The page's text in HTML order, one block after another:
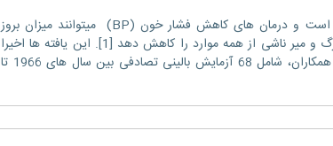
فشار خون بالا یک فاکتور خطر مهم قلبی عروقی (CV) است و درمان های کاهش فشار خون (BP) میتوانند میزان بروز
انفارکتوس میوکارد، سکته مغزی، نارسایی قلبی، CV و مرگ و میر ناشی از همه موارد را کاهش دهد [1]. این یافته ها اخیرا
توسط یک متاآنالیز بزرگ انجام شده توسط Ettehad و همکاران، شامل 68 آزمایش بالینی تصادفی بین سال های 1966 تا